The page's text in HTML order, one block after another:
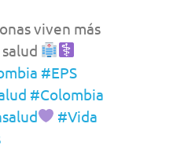
viven más
#EPS
#Colombia
#Vida